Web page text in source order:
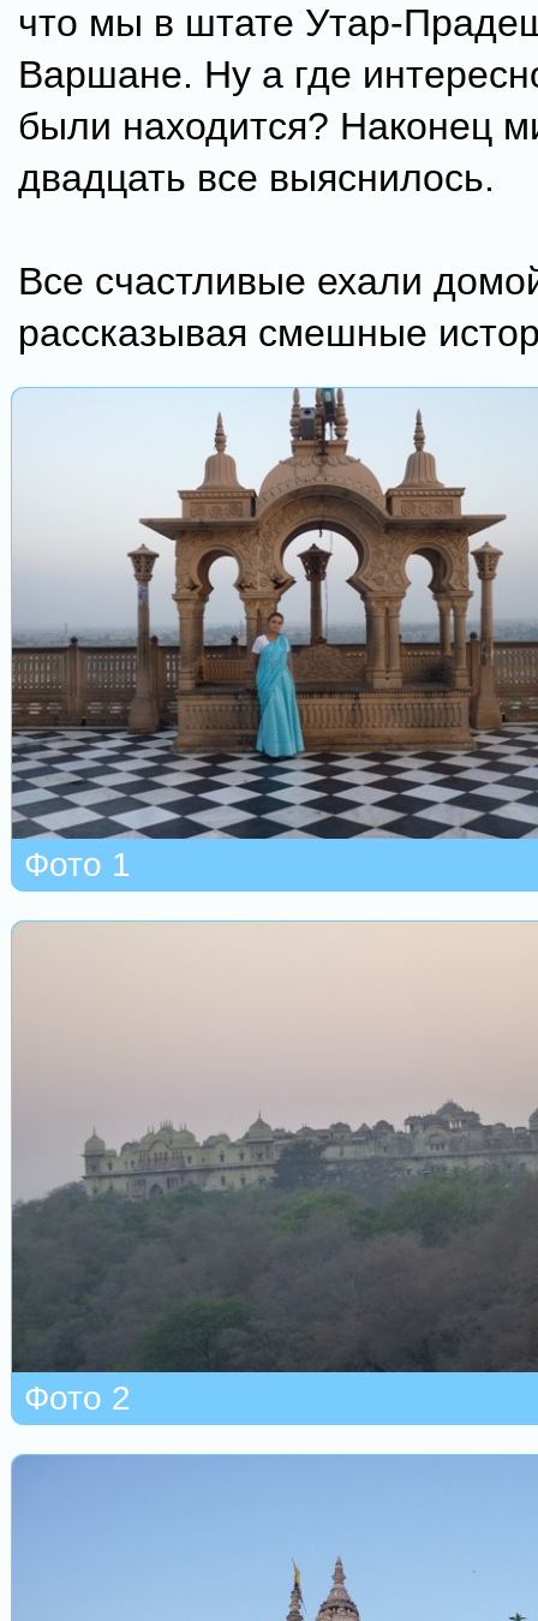
что мы в штате Утар-
Варшане. Ну а где
были находится? Наконец
двадцать все выяснилось.
Все счастливые ехали
рассказывая смешные
Фото 1
Фото 2